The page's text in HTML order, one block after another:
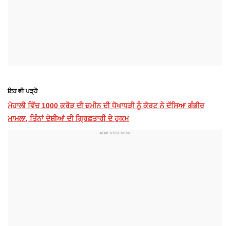
ਇਹ ਵੀ ਪੜ੍ਹੋ
ਮੋਹਾਲੀ ਵਿੱਚ 1000 ਕਰੋੜ ਦੀ ਜ਼ਮੀਨ ਦੀ ਧੋਖਾਧੜੀ ਨੂੰ ਕੋਰਟ ਨੇ ਦੱਸਿਆ ਗੰਭੀਰ
ਮਾਮਲਾ, ਤਿੰਨਾਂ ਦੋਸ਼ੀਆਂ ਦੀ ਗ੍ਰਿਫ਼ਤਾਰੀ ਦੇ ਹੁਕਮ